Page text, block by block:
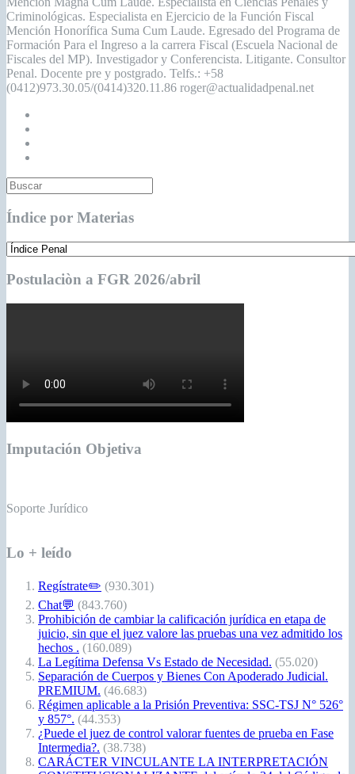
Criminológicas. Especialista en Ejercicio de la Función Fiscal
Mención Honorífica Suma Cum Laude. Egresado del Programa de
Formación Para el Ingreso a la carrera Fiscal (Escuela Nacional de
Fiscales del MP). Investigador y Conferencista. Litigante. Consultor
Penal. Docente pre y postgrado. Telfs.: +58
(0412)973.30.05/(0414)320.11.86 roger@actualidadpenal.net
Índice por Materias
Postulaciòn a FGR 2026/abril
Imputación Objetiva
Soporte Jurídico
Lo + leído
Regístrate✏️ (930.301)
Chat💬 (843.760)
Prohibición de cambiar la calificación jurídica en etapa de
juicio, sin que el juez valore las pruebas una vez admitido los
hechos . (160.089)
La Legítima Defensa Vs Estado de Necesidad. (55.020)
Separación de Cuerpos y Bienes Con Apoderado Judicial.
PREMIUM. (46.683)
Régimen aplicable a la Prisión Preventiva: SSC-TSJ N° 526°
y 857°. (44.353)
¿Puede el juez de control valorar fuentes de prueba en Fase
Intermedia?. (38.738)
CARÁCTER VINCULANTE LA INTERPRETACIÓN